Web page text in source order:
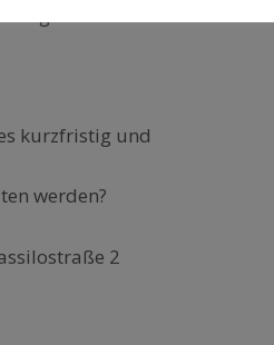
der Gemeinde in
kurzfristig und
werden?
2